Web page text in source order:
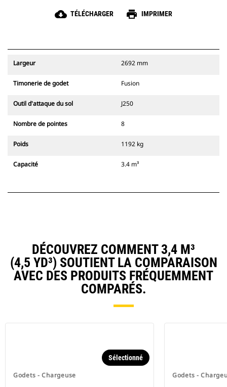
cloud_download TÉLÉCHARGER print IMPRIMER
Largeur 2692 mm
Timonerie de godet Fusion
Outil d'attaque du sol J250
Nombre de pointes 8
Poids 1192 kg
Capacité 3.4 m³
DÉCOUVREZ COMMENT 3,4 M³
(4,5 YD³) SOUTIENT LA COMPARAISON
AVEC DES PRODUITS FRÉQUEMMENT
COMPARÉS.
Godets - Chargeuse
Sélectionné
Godets -